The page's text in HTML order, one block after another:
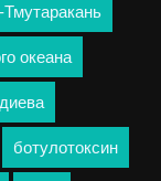
океана
ботулотоксин